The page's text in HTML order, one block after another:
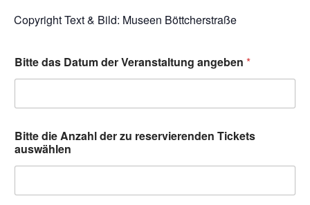
Copyright Text & Bild: Museen Böttcherstraße
Bitte das Datum der Veranstaltung angeben *
Bitte die Anzahl der zu reservierenden Tickets
auswählen